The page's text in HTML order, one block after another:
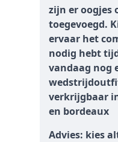
zijn er oogjes
toegevoegd.
ervaar het
nodig hebt
vandaag nog
verkrijgbaar
en bordeaux
Advies: kies